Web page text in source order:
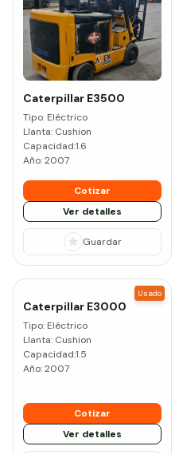
Caterpillar E3500
Tipo: Eléctrico
Llanta: Cushion
Capacidad:1.6
Año:2007
Cotizar
Ver detalles
Guardar
Caterpillar E3000
Tipo: Eléctrico
Llanta: Cushion
Capacidad:1.5
Año:2007
Cotizar
Ver detalles
Usado